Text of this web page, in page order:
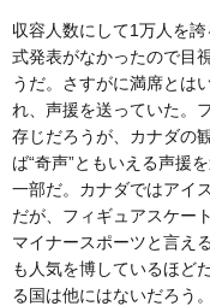
収容人数にして1万人を
式発表がなかったので目
うだ。さすがに満席とは
れ、声援を送っていた。
存じだろうが、カナダの
ば“奇声”ともいえる声援
一部だ。カナダではアイ
だが、フィギュアスケー
マイナースポーツと言え
も人気を博しているほど
る国は他にはないだろう。